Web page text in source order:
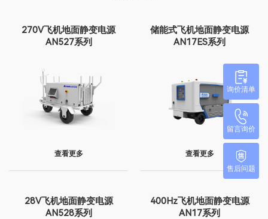
270V飞机地面静变电源
AN527系列
查看更多
储能式飞机地面静变电源
AN17ES系列
查看更多
28V飞机地面静变电源
AN528系列
400Hz飞机地面静变电源
AN17系列
询价清单
留言询价
售后问题